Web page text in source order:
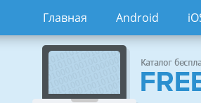
Главная Android